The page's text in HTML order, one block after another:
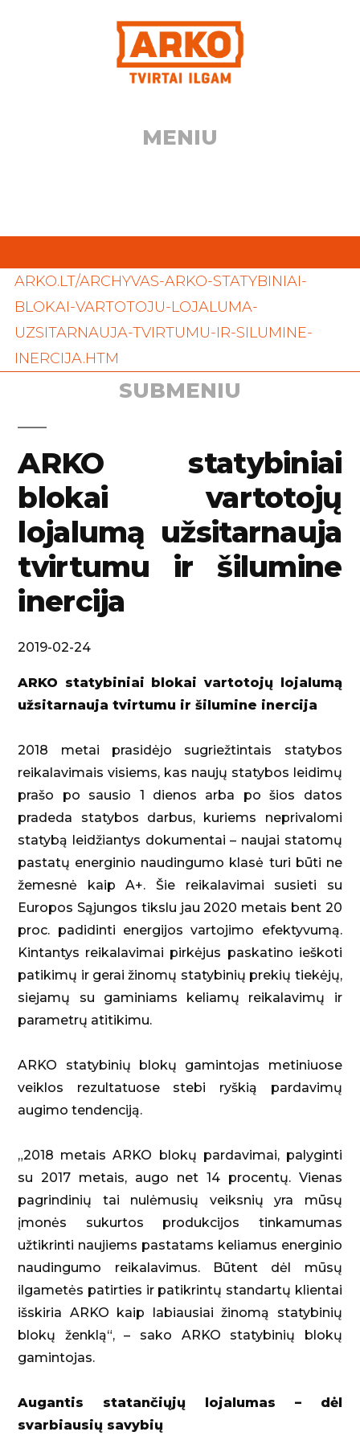
MENIU
ARKO.LT/ARCHYVAS-ARKO-STATYBINIAI-
BLOKAI-VARTOTOJU-LOJALUMA-
UZSITARNAUJA-TVIRTUMU-IR-SILUMINE-
INERCIJA.HTM
SUBMENIU
ARKO statybiniai
blokai vartotojų
lojalumą užsitarnauja
tvirtumu ir šilumine
inercija
2019-02-24
ARKO statybiniai blokai vartotojų lojalumą
užsitarnauja tvirtumu ir šilumine inercija
2018 metai prasidėjo sugriežtintais statybos
reikalavimais visiems, kas naujų statybos leidimų
prašo po sausio 1 dienos arba po šios datos
pradeda statybos darbus, kuriems neprivalomi
statybą leidžiantys dokumentai – naujai statomų
pastatų energinio naudingumo klasė turi būti ne
žemesnė kaip A+. Šie reikalavimai susieti su
Europos Sąjungos tikslu jau 2020 metais bent 20
proc. padidinti energijos vartojimo efektyvumą.
Kintantys reikalavimai pirkėjus paskatino ieškoti
patikimų ir gerai žinomų statybinių prekių tiekėjų,
siejamų su gaminiams keliamų reikalavimų ir
parametrų atitikimu.
ARKO statybinių blokų gamintojas metiniuose
veiklos rezultatuose stebi ryškią pardavimų
augimo tendenciją.
„2018 metais ARKO blokų pardavimai, palyginti
su 2017 metais, augo net 14 procentų. Vienas
pagrindinių tai nulėmusių veiksnių yra mūsų
įmonės sukurtos produkcijos tinkamumas
užtikrinti naujiems pastatams keliamus energinio
naudingumo reikalavimus. Būtent dėl mūsų
ilgametės patirties ir patikrintų standartų klientai
išskiria ARKO kaip labiausiai žinomą statybinių
blokų ženklą“, – sako ARKO statybinių blokų
gamintojas.
Augantis statančiųjų lojalumas – dėl
svarbiausių savybių